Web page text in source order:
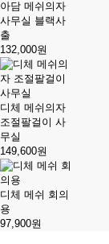
아담 메쉬의자
사무실 블랙사
출
132,000원
디체 메쉬의자
조절팔걸이 사
무실
149,600원
디체 메쉬 회의
용
97,900원